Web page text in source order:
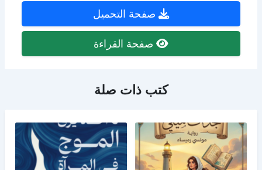
صفحة التحميل
صفحة القراءة
كتب ذات صلة